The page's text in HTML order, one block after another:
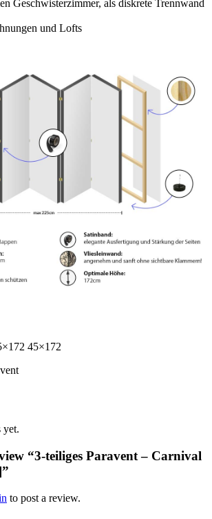
Geschwisterzimmer, als diskrete Trennwand
und Lofts
45×172
yet.
“3-teiliges Paravent – Carnival
to post a review.